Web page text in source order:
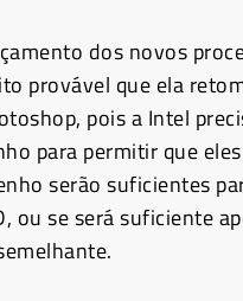
dos novos
provável que ela
pois a Intel
para permitir que
serão suficientes
ou se será suficiente